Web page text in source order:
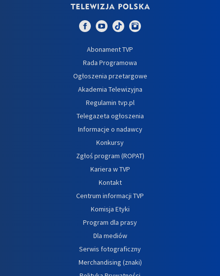
Abonament TVP
Rada Programowa
Ogłoszenia przetargowe
Akademia Telewizyjna
Regulamin tvp.pl
Telegazeta ogłoszenia
Informacje o nadawcy
Konkursy
Zgłoś program (ROPAT)
Kariera w TVP
Kontakt
Centrum informacji TVP
Komisja Etyki
Program dla prasy
Dla mediów
Serwis fotograficzny
Merchandising (znaki)